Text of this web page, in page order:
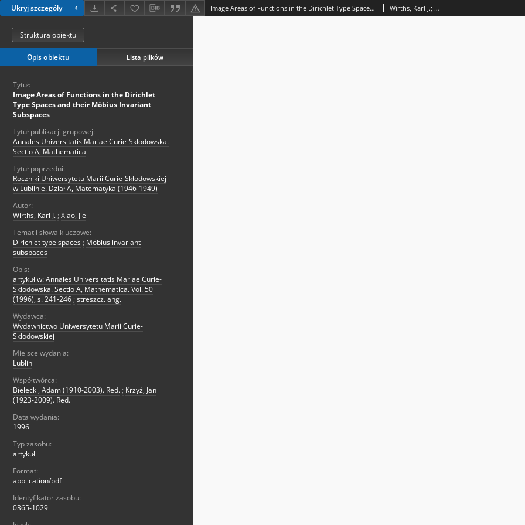
Ukryj szczegóły Image Areas of Functions in the Dirichlet Type Spaces and their Möbius Invariant Subspaces Wirths, Karl J.; Xiao, Jie
Struktura obiektu
Opis obiektu Lista plików
Tytuł:
Image Areas of Functions in the Dirichlet
Type Spaces and their Möbius Invariant
Subspaces
Tytuł publikacji grupowej:
Annales Universitatis Mariae Curie-Skłodowska.
Sectio A, Mathematica
Tytuł poprzedni:
Roczniki Uniwersytetu Marii Curie-Skłodowskiej
w Lublinie. Dział A, Matematyka (1946-1949)
Autor:
Wirths, Karl J. ; Xiao, Jie
Temat i słowa kluczowe:
Dirichlet type spaces ; Möbius invariant
subspaces
Opis:
artykuł w: Annales Universitatis Mariae Curie-
Skłodowska. Sectio A, Mathematica. Vol. 50
(1996), s. 241-246 ; streszcz. ang.
Wydawca:
Wydawnictwo Uniwersytetu Marii Curie-
Skłodowskiej
Miejsce wydania:
Lublin
Współtwórca:
Bielecki, Adam (1910-2003). Red. ; Krzyż, Jan
(1923-2009). Red.
Data wydania:
1996
Typ zasobu:
artykuł
Format:
application/pdf
Identyfikator zasobu:
0365-1029